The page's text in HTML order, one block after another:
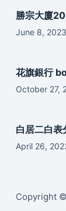
勝宗大廈
June 8, 2023
花旗銀行
October 27,
白居二白表
April 26,
Copyright